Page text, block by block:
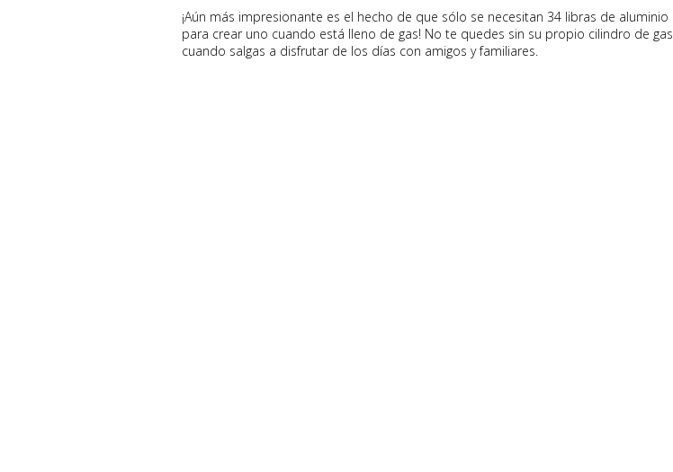
¡Aún más impresionante es el hecho de que sólo se necesitan 34 libras de aluminio
para crear uno cuando está lleno de gas! No te quedes sin su propio cilindro de gas
cuando salgas a disfrutar de los días con amigos y familiares.